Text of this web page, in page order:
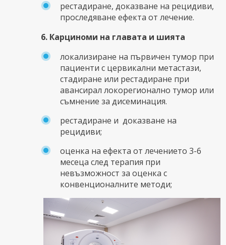
рестадиране, доказване на рецидиви,
проследяване ефекта от лечение.
6. Карциноми на главата и шията
локализиране на първичен тумор при
пациенти с цервикални метастази,
стадиране или рестадиране при
авансирал локорегионално тумор или
съмнение за дисеминация.
рестадиране и доказване на
рецидиви;
оценка на ефекта от лечението 3-6
месеца след терапия при
невъзможност за оценка с
конвенционалните методи;